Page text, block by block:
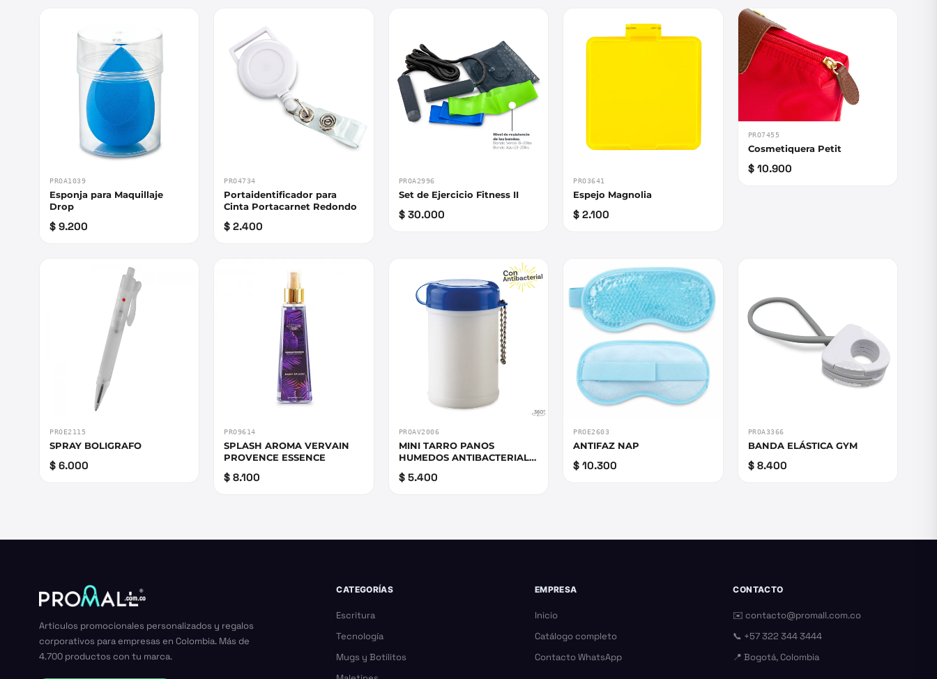
PROA1039
Esponja para Maquillaje
Drop
$ 9.200
PRO4734
Portaidentificador para
Cinta Portacarnet Redondo
$ 2.400
PROA2996
Set de Ejercicio Fitness II
$ 30.000
PRO3641
Espejo Magnolia
$ 2.100
PRO7455
Cosmetiquera Petit
$ 10.900
PROE2115
SPRAY BOLIGRAFO
$ 6.000
PRO9614
SPLASH AROMA VERVAIN
PROVENCE ESSENCE
$ 8.100
PROAV2006
MINI TARRO PANOS
HUMEDOS ANTIBACTERIAL
$ 5.400
PROE2603
ANTIFAZ NAP
$ 10.300
PROA3366
BANDA ELÁSTICA GYM
$ 8.400
Artículos promocionales personalizados y regalos
corporativos para empresas en Colombia. Más de
4.700 productos con tu marca.
CATEGORÍAS
Escritura
Tecnología
Mugs y Botilitos
EMPRESA
Inicio
Catálogo completo
Contacto WhatsApp
CONTACTO
✉️contacto@promall.com.co
📞 +57 322 344 3444
📍 Bogotá, Colombia